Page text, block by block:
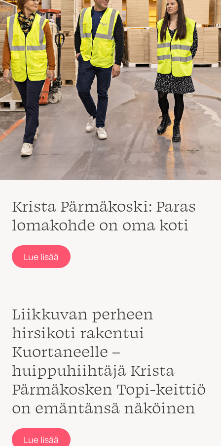
Krista Pärmäkoski: Paras
lomakohde on oma koti
Lue lisää
Liikkuvan perheen
hirsikoti rakentui
Kuortaneelle –
huippuhiihtäjä Krista
Pärmäkosken Topi-keittiö
on emäntänsä näköinen
Lue lisää